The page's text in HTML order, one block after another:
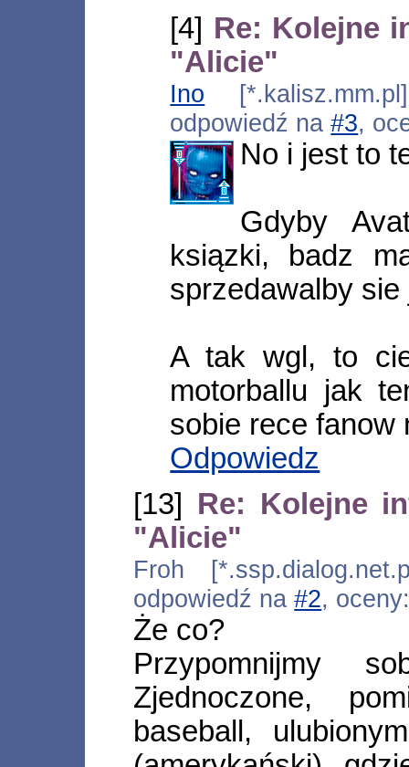
[4] Re: Kolejne
"Alicie"
Ino
odpowiedź na#3,
No i jest to
Gdyby
ksiązki, badz
sprzedawalby
A tak wgl, to
motorballu jak
sobie rece fanow
Odpowiedz
[13] Re: Kolejne
"Alicie"
Froh
odpowiedź na#2,
Że co?
Przypomnijmy
Zjednoczone,
baseball,